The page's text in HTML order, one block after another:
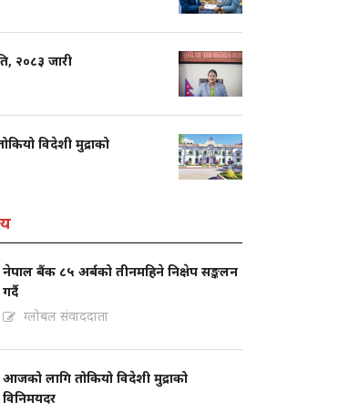
२०८३ जारी
विदेशी मुद्राको
नेपाल बैंक ८५ अर्बको तीनमहिने निक्षेप सङ्कलन
गर्दै
ग्लोबल संवाददाता
आजको लागि तोकियो विदेशी मुद्राको
विनिमयदर